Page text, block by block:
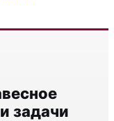
задачи